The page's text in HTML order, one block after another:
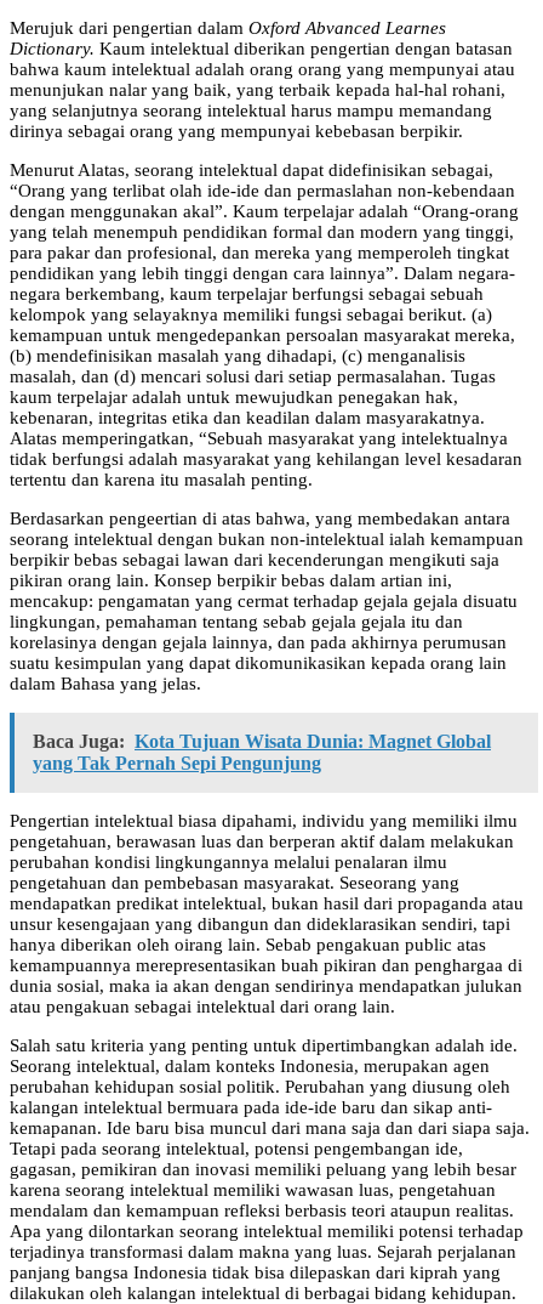
Merujuk dari pengertian dalam Oxford Abvanced Learnes
Dictionary. Kaum intelektual diberikan pengertian dengan batasan
bahwa kaum intelektual adalah orang orang yang mempunyai atau
menunjukan nalar yang baik, yang terbaik kepada hal-hal rohani,
yang selanjutnya seorang intelektual harus mampu memandang
dirinya sebagai orang yang mempunyai kebebasan berpikir.
Menurut Alatas, seorang intelektual dapat didefinisikan sebagai,
“Orang yang terlibat olah ide-ide dan permaslahan non-kebendaan
dengan menggunakan akal”. Kaum terpelajar adalah “Orang-orang
yang telah menempuh pendidikan formal dan modern yang tinggi,
para pakar dan profesional, dan mereka yang memperoleh tingkat
pendidikan yang lebih tinggi dengan cara lainnya”. Dalam negara-
negara berkembang, kaum terpelajar berfungsi sebagai sebuah
kelompok yang selayaknya memiliki fungsi sebagai berikut. (a)
kemampuan untuk mengedepankan persoalan masyarakat mereka,
(b) mendefinisikan masalah yang dihadapi, (c) menganalisis
masalah, dan (d) mencari solusi dari setiap permasalahan. Tugas
kaum terpelajar adalah untuk mewujudkan penegakan hak,
kebenaran, integritas etika dan keadilan dalam masyarakatnya.
Alatas memperingatkan, “Sebuah masyarakat yang intelektualnya
tidak berfungsi adalah masyarakat yang kehilangan level kesadaran
tertentu dan karena itu masalah penting.
Berdasarkan pengeertian di atas bahwa, yang membedakan antara
seorang intelektual dengan bukan non-intelektual ialah kemampuan
berpikir bebas sebagai lawan dari kecenderungan mengikuti saja
pikiran orang lain. Konsep berpikir bebas dalam artian ini,
mencakup: pengamatan yang cermat terhadap gejala gejala disuatu
lingkungan, pemahaman tentang sebab gejala gejala itu dan
korelasinya dengan gejala lainnya, dan pada akhirnya perumusan
suatu kesimpulan yang dapat dikomunikasikan kepada orang lain
dalam Bahasa yang jelas.
Baca Juga: Kota Tujuan Wisata Dunia: Magnet Global
yang Tak Pernah Sepi Pengunjung
Pengertian intelektual biasa dipahami, individu yang memiliki ilmu
pengetahuan, berawasan luas dan berperan aktif dalam melakukan
perubahan kondisi lingkungannya melalui penalaran ilmu
pengetahuan dan pembebasan masyarakat. Seseorang yang
mendapatkan predikat intelektual, bukan hasil dari propaganda atau
unsur kesengajaan yang dibangun dan dideklarasikan sendiri, tapi
hanya diberikan oleh oirang lain. Sebab pengakuan public atas
kemampuannya merepresentasikan buah pikiran dan penghargaa di
dunia sosial, maka ia akan dengan sendirinya mendapatkan julukan
atau pengakuan sebagai intelektual dari orang lain.
Salah satu kriteria yang penting untuk dipertimbangkan adalah ide.
Seorang intelektual, dalam konteks Indonesia, merupakan agen
perubahan kehidupan sosial politik. Perubahan yang diusung oleh
kalangan intelektual bermuara pada ide-ide baru dan sikap anti-
kemapanan. Ide baru bisa muncul dari mana saja dan dari siapa saja.
Tetapi pada seorang intelektual, potensi pengembangan ide,
gagasan, pemikiran dan inovasi memiliki peluang yang lebih besar
karena seorang intelektual memiliki wawasan luas, pengetahuan
mendalam dan kemampuan refleksi berbasis teori ataupun realitas.
Apa yang dilontarkan seorang intelektual memiliki potensi terhadap
terjadinya transformasi dalam makna yang luas. Sejarah perjalanan
panjang bangsa Indonesia tidak bisa dilepaskan dari kiprah yang
dilakukan oleh kalangan intelektual di berbagai bidang kehidupan.